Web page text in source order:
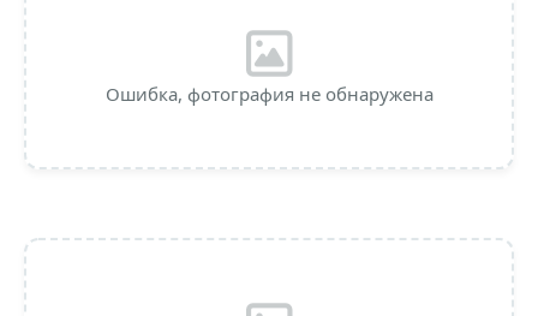
Ошибка, фотография не обнаружена